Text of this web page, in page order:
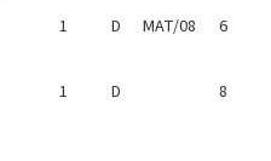
1 D MAT/08 6
1 D 8